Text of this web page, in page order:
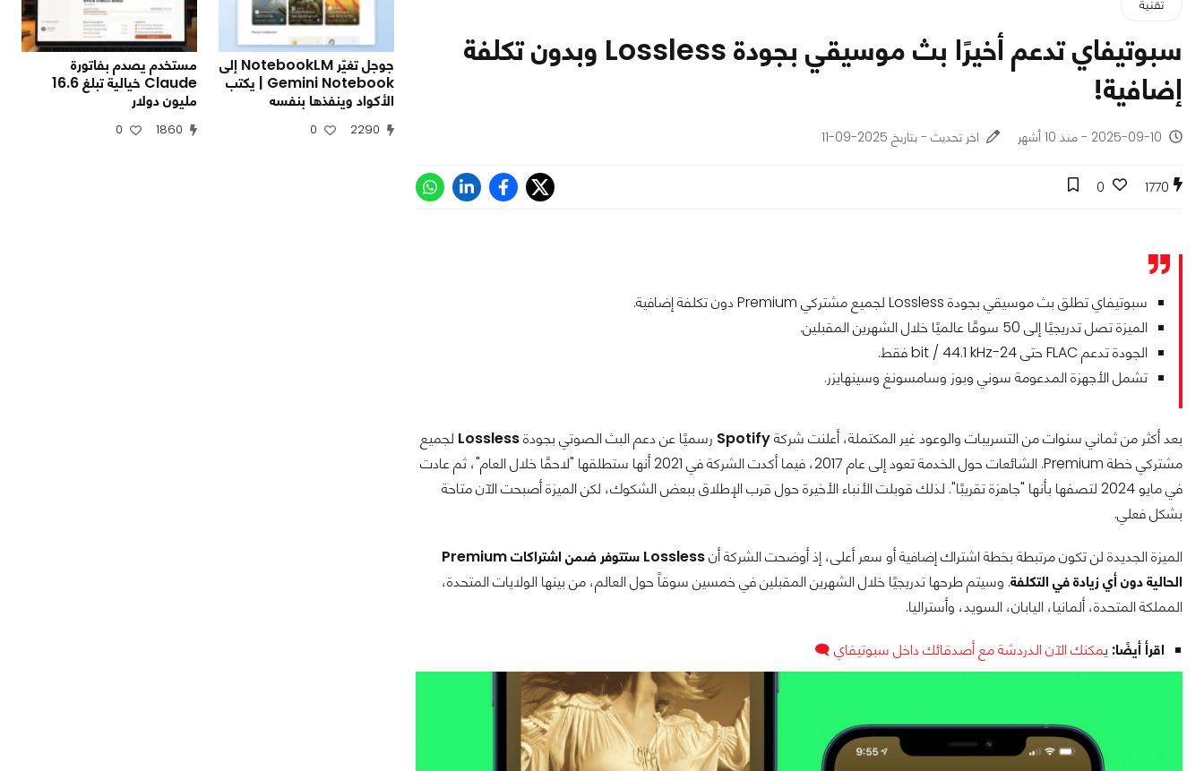
تقنية
سبوتيفاي تدعم أخيرًا بث موسيقي بجودة Lossless وبدون تكلفة
إضافية!
2025-09-10 - منذ 10 أشهر اخر تحديث - بتاريخ 2025-09-11
1770
0
سبوتيفاي تطلق بث موسيقي بجودة Lossless لجميع مشتركي Premium دون تكلفة إضافية.
الميزة تصل تدريجيًا إلى 50 سوقًا عالميًا خلال الشهرين المقبلين.
الجودة تدعم FLAC حتى 24-bit / 44.1 kHz فقط.
تشمل الأجهزة المدعومة سوني وبوز وسامسونغ وسينهايزر.
بعد أكثر من ثماني سنوات من التسريبات والوعود غير المكتملة، أعلنت شركةSpotify رسميًا عن دعم البث الصوتي بجودةLossless لجميع
مشتركي خطة Premium. الشائعات حول الخدمة تعود إلى عام 2017، فيما أكدت الشركة في 2021 أنها ستطلقها "لاحقًا خلال العام"، ثم عادت
في مايو 2024 لتصفها بأنها "جاهزة تقريبًا". لذلك قوبلت الأنباء الأخيرة حول قرب الإطلاق ببعض الشكوك، لكن الميزة أصبحت الآن متاحة
بشكل فعلي.
الميزة الجديدة لن تكون مرتبطة بخطة اشتراك إضافية أو سعر أعلى، إذ أوضحت الشركة أن
Lossless ستتوفر ضمن اشتراكات Premium
الحالية دون أي زيادة في التكلفة. وسيتم طرحها تدريجيًا خلال الشهرين المقبلين في خمسين سوقاً حول العالم، من بينها الولايات المتحدة،
المملكة المتحدة، ألمانيا، اليابان، السويد، وأستراليا.
اقرأ أيضًا: يمكنك الآن الدردشة مع أصدقائك داخل سبوتيفاي 🗨️
جوجل تغيّر NotebookLM إلى
Gemini Notebook | يكتب
الأكواد وينفذها بنفسه
2290
0
مستخدم يصدم بفاتورة
Claude خيالية تبلغ 16.6
مليون دولار
1860
0